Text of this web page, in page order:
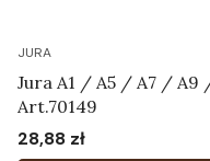
JURA
Jura A1 / A5 / A7 /
Art.70149
Cena
28,88 zł